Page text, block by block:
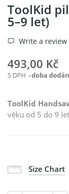
ToolKid
5–9 let)
Write a review
493,00 Kč
S DPH doba
ToolKid
věku od 5 do 9
Size Chart